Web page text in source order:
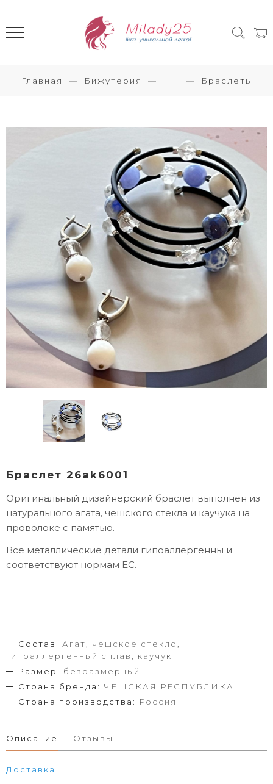
Главная Бижутерия Браслеты
Браслет 26ak6001
Оригинальный дизайнерский браслет выполнен из
натурального агата, чешского стекла и каучука на
проволоке с памятью.
Все металлические детали гипоаллергенны и
соответствуют нормам ЕС.
Состав: Агат, чешское стекло,
гипоаллергенный сплав, каучук
Размер: безразмерный
Страна бренда: ЧЕШСКАЯ РЕСПУБЛИКА
Страна производства:
Россия
Описание Отзывы
Доставка